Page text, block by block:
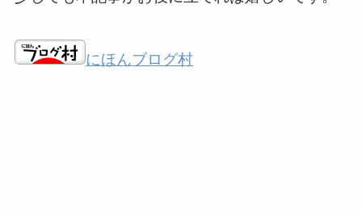
にほんブログ村